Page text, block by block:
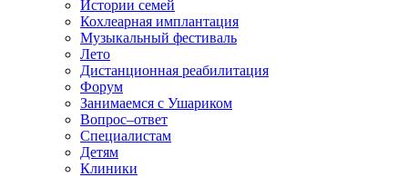
Истории семей
Кохлеарная имплантация
Музыкальный фестиваль
Лето
Дистанционная реабилитация
Форум
Занимаемся с Ушариком
Вопрос–ответ
Специалистам
Детям
Клиники